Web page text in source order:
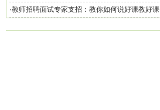
·教师招聘面试专家支招：教你如何说好课教好课